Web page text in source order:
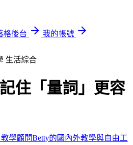
格後台
我的帳號
生活綜合
住「量詞」更容